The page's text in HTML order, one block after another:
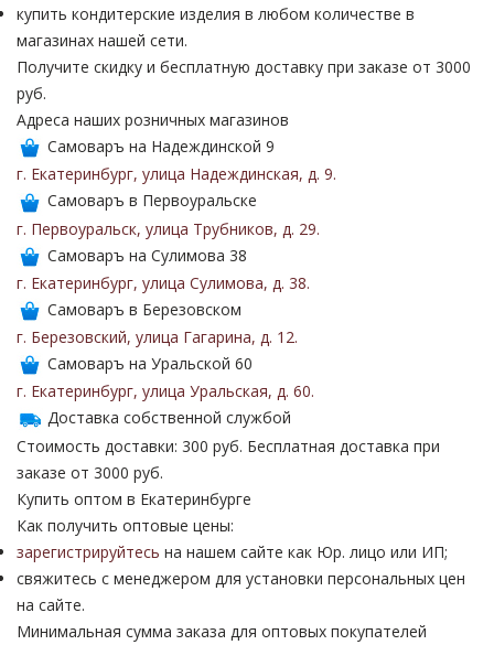
купить кондитерские изделия в любом количестве в
магазинах нашей сети.
Получите скидку и бесплатную доставку при заказе от 3000
руб.
Адреса наших розничных магазинов
Самоваръ на Надеждинской 9
г. Екатеринбург, улица Надеждинская, д. 9.
Самоваръ в Первоуральске
г. Первоуральск, улица Трубников, д. 29.
Самоваръ на Сулимова 38
г. Екатеринбург, улица Сулимова, д. 38.
Самоваръ в Березовском
г. Березовский, улица Гагарина, д. 12.
Самоваръ на Уральской 60
г. Екатеринбург, улица Уральская, д. 60.
Доставка собственной службой
Стоимость доставки: 300 руб. Бесплатная доставка при
заказе от 3000 руб.
Купить оптом в Екатеринбурге
Как получить оптовые цены:
зарегистрируйтесь на нашем сайте как Юр. лицо или ИП;
свяжитесь с менеджером для установки персональных цен
на сайте.
Минимальная сумма заказа для оптовых покупателей